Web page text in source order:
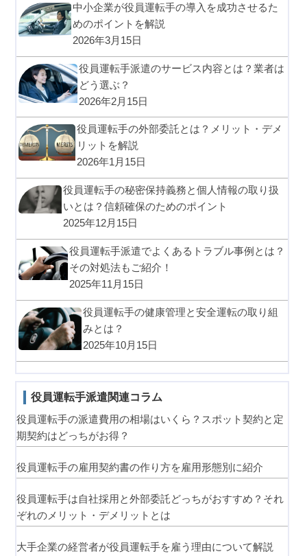
中小企業が役員運転手の導入を成功させるた
めのポイントを解説
2026年3月15日
役員運転手派遣のサービス内容とは？業者は
どう選ぶ？
2026年2月15日
役員運転手の外部委託とは？メリット・デメ
リットを解説
2026年1月15日
役員運転手の秘密保持義務と個人情報の取り扱
いとは？信頼確保のためのポイント
2025年12月15日
役員運転手派遣でよくあるトラブル事例とは？
その対処法もご紹介！
2025年11月15日
役員運転手の健康管理と安全運転の取り組
みとは？
2025年10月15日
役員運転手派遣関連コラム
役員運転手の派遣費用の相場はいくら？スポット契約と定
期契約はどっちがお得？
役員運転手の雇用契約書の作り方を雇用形態別に紹介
役員運転手は自社採用と外部委託どっちがおすすめ？それ
ぞれのメリット・デメリットとは
大手企業の経営者が役員運転手を雇う理由について解説